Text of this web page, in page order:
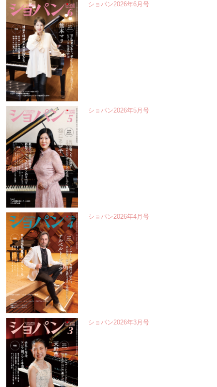
ショパン2026年6月号
ショパン2026年5月号
ショパン2026年4月号
ショパン2026年3月号